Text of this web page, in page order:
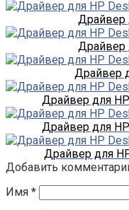
Драйвер
Драйвер
Драйвер
Драйвер для
Драйвер для
Драйвер для
Добавить
Имя *